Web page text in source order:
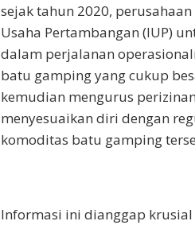
sejak tahun 2020,
Usaha Pertambangan (IUP)
dalam perjalanan
batu gamping yang cukup
kemudian mengurus
menyesuaikan diri dengan
komoditas batu gamping
Informasi ini dianggap